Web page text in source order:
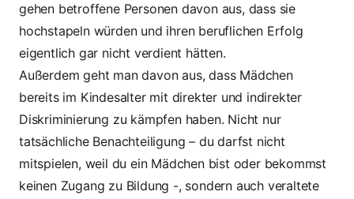
gehen betroffene Personen davon aus, dass sie
hochstapelnwürden und ihren beruflichen Erfolg
eigentlich gar nicht verdient hätten.
Außerdem geht man davon aus, dass Mädchen
bereits im Kindesalter mit direkter und indirekter
Diskriminierung zu kämpfen haben. Nicht nur
tatsächliche Benachteiligung – du darfst nicht
mitspielen, weil du ein Mädchen bist oder bekommst
keinen Zugang zu Bildung -, sondern auch veraltete